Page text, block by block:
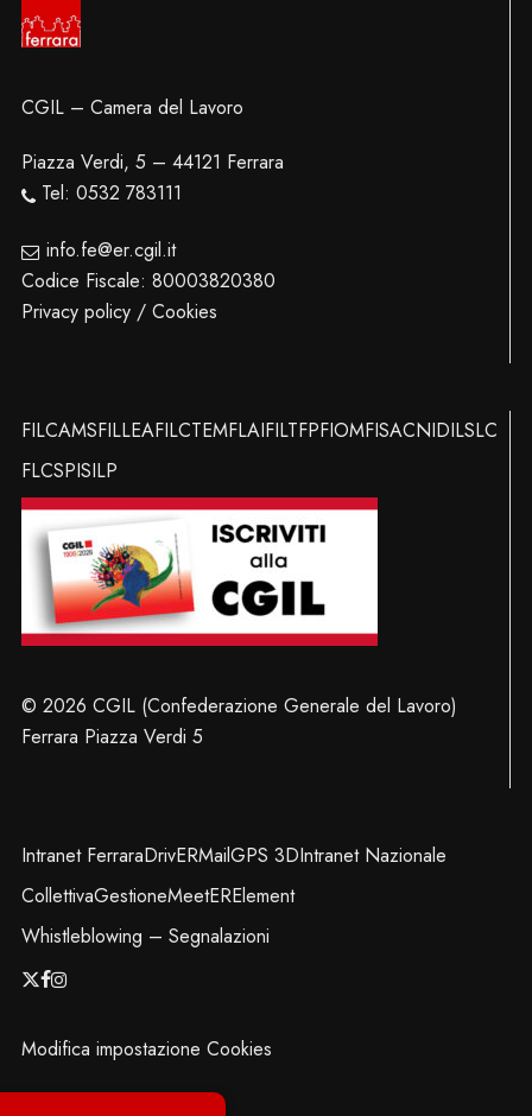
CGIL – Camera del Lavoro
Piazza Verdi, 5 – 44121 Ferrara
Tel: 0532 783111
info.fe@er.cgil.it
Codice Fiscale: 80003820380
Privacy policy / Cookies
FILCAMSFILLEAFILCTEMFLAIFILTFPFIOMFISACNIDILSLC
FLCSPISILP
© 2026 CGIL (Confederazione Generale del Lavoro)
Ferrara Piazza Verdi 5
Intranet FerraraDrivERMailGPS 3DIntranet Nazionale
CollettivaGestioneMeetERElement
Whistleblowing – Segnalazioni
x- facebook
instagram
Modifica impostazione Cookies